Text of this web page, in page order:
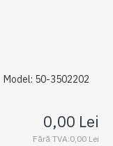
Model: 50-3502202
0,00 Lei
Fără TVA:0,00 Lei